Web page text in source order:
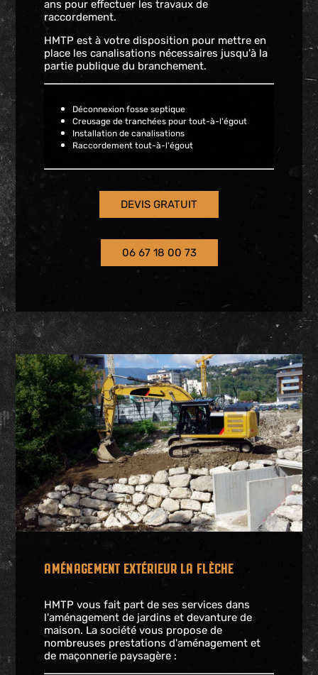
ans pour effectuer les travaux de
raccordement.
HMTP est à votre disposition pour mettre en
place les canalisations nécessaires jusqu'à la
partie publique du branchement.
Déconnexion fosse septique
Creusage de tranchées pour tout-à-l'égout
Installation de canalisations
Raccordement tout-à-l'égout
DEVIS GRATUIT
06 67 18 00 73
AMÉNAGEMENT EXTÉRIEUR LA FLÈCHE
HMTP vous fait part de ses services dans
l'aménagement de jardins et devanture de
maison. La société vous propose de
nombreuses prestations d'aménagement et
de maçonnerie paysagère :